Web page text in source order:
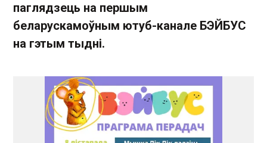
паглядзець на першым
беларускамоўным ютуб-канале БЭЙБУС
на гэтым тыдні.